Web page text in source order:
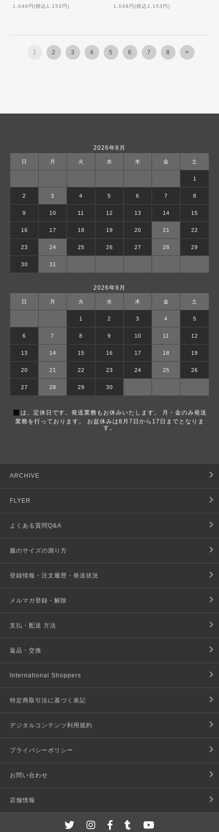
1,048円(税込1,153円)
1,048円(税込1,153円)
1 2 3 4 5 6 7 8 >
2026年8月
日 月 火 水 木 金 土
1
2 3 4 5 6 7 8
9 10 11 12 13 14 15
16 17 18 19 20 21 22
23 24 25 26 27 28 29
30 31
2026年9月
日 月 火 水 木 金 土
1 2 3 4 5
6 7 8 9 10 11 12
13 14 15 16 17 18 19
20 21 22 23 24 25 26
27 28 29 30
■ は、定休日です。発送業務もお休みいたします。 月・金のみ発送
業務を行っております。 お盆休みは8月7日から17日までとなりま
す。
ARCHIVE
FLYER
よくある質問Q&A
服のサイズの測り方
登録情報・注文履歴・発送状況
メルマガ登録・解除
支払・配送 方法
返品・交換
International Shoppers
特定商取引法に基づく表記
デジタルコンテンツ利用規約
プライバシーポリシー
お問い合わせ
店舗情報